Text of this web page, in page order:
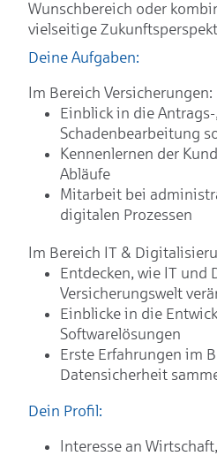
Wunschbereich oder
vielseitige
Deine Aufgaben:
Im Bereich Versicherungen:
Einblick in die
Schadenbearbeitung
Kennenlernen der
Abläufe
Mitarbeit bei
digitalen Prozessen
Im Bereich IT &
Entdecken, wie IT
Versicherungswelt
Einblicke in die
Softwarelösungen
Erste Erfahrungen im
Datensicherheit
Dein Profil:
Interesse an